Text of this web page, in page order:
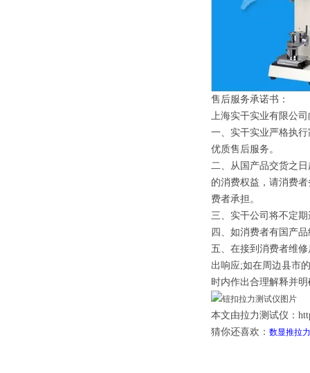
售后服务承诺书：
上海实干实业有限公
一、实干实业严格执
优质售后服务。
二、从国产品交货之
的消费权益，请消费
费者承担。
三、实干公司将不定
四、如消费者有国产
五、在接到消费者维
出响应;如在周边县市
时内作出合理解释并
本文由拉力测试仪：
猜你还喜欢： 数显推拉